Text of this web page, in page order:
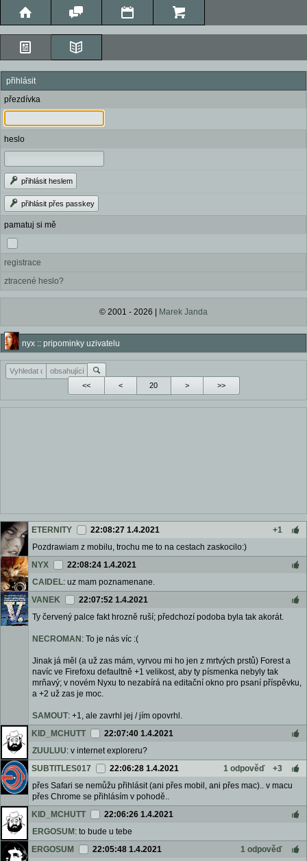
přihlásit
přezdívka
heslo
přihlásit heslem
přihlásit přes passkey
pamatuj si mě
registrace
ztracené heslo?
© 2001 - 2026 | Marek Janda
nyx :: pripominky uzivatelu
<< < > >>
ETERNITY 22:08:27 1.4.2021
+1
Pozdrawiam z mobilu, trochu me to na cestach zaskocilo:)
NYX
22:08:24 1.4.2021
CAIDEL: uz mam poznamenane.
VANEK
22:07:52 1.4.2021
Ty červený palce fakt hrozně ruší; předchozí podoba byla tak akorát.
NECROMAN : To je nás víc :(
Jinak já měl (a už zas mám, vyrvou mi ho jen z mrtvých prstů) Forest a
navíc ve Firefoxu defaultně +1 velikost, aby ty písmenka nebyly tak
mrňavý; v novém Nyxu to nezabírá na editační okno pro psaní příspěvku,
a +2 už zas je moc.
SAMOUT: +1, ale zavrhl jej / jím opovrhl.
KID_MCHUTT
22:07:40 1.4.2021
ZUULUU: v internet exploreru?
SUBTITLES017
22:06:28 1.4.2021 1 odpověď
+3
přes Safari se nemůžu přihlásit (ani přes mobil, ani přes mac).. v macu
přes Chrome se přihlásím v pohodě..
KID_MCHUTT
22:06:26 1.4.2021
ERGOSUM : to bude u tebe
ERGOSUM
22:05:48 1.4.2021
1 odpověď